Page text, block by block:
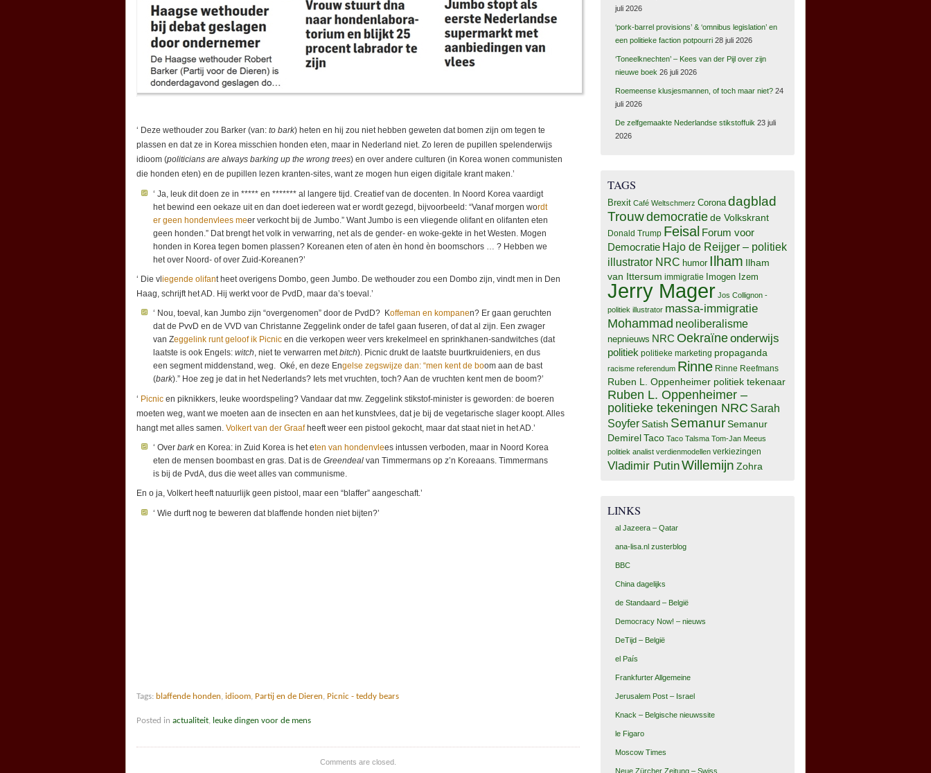
‘ Deze wethouder zou Barker (van: to bark) heten en hij zou niet hebben geweten dat bomen zijn om tegen te
plassen en dat ze in Korea misschien honden eten, maar in Nederland niet. Zo leren de pupillen spelenderwijs
idioom (politicians are always barking up the wrong trees) en over andere culturen (in Korea wonen communisten
die honden eten) en de pupillen lezen kranten-sites, want ze mogen hun eigen digitale krant maken.’
‘ Ja, leuk dit doen ze in ***** en ******* al langere tijd. Creatief van de docenten. In Noord Korea vaardigt
het bewind een oekaze uit en dan doet iedereen wat er wordt gezegd, bijvoorbeeld: “Vanaf morgen wordt
er geen hondenvlees meer verkocht bij de Jumbo.” Want Jumbo is een vliegende olifant en olifanten eten
geen honden.” Dat brengt het volk in verwarring, net als de gender- en woke-gekte in het Westen. Mogen
honden in Korea tegen bomen plassen? Koreanen eten of aten èn hond èn boomschors … ? Hebben we
het over Noord- of over Zuid-Koreanen?’
‘ Die vl iegende olifant heet overigens Dombo, geen Jumbo. De wethouder zou een Dombo zijn, vindt men in Den
Haag, schrijft het AD. Hij werkt voor de PvdD, maar da’s toeval.’
‘ Nou, toeval, kan Jumbo zijn “overgenomen” door de PvdD? Koffeman en kompanen? Er gaan geruchten
dat de PvvD en de VVD van Christanne Zeggelink onder de tafel gaan fuseren, of dat al zijn. Een zwager
van Zeggelink runt geloof ik Picnic en die verkopen weer vers krekelmeel en sprinkhanen-sandwitches (dat
laatste is ook Engels: witch, niet te verwarren metbitch). Picnic drukt de laatste buurtkruideniers, en dus
een segment middenstand, weg. Oké, en deze Engelse zegswijze dan: “men kent de boom aan de bast
(bark).” Hoe zeg je dat in het Nederlands? Iets met vruchten, toch? Aan de vruchten kent men de boom?’
‘ Picnic en piknikkers, leuke woordspeling? Vandaar dat mw. Zeggelink stikstof-minister is geworden: de boeren
moeten weg, want we moeten aan de insecten en aan het kunstvlees, dat je bij de vegetarische slager koopt. Alles
hangt met alles samen. Volkert van der Graafheeft weer een pistool gekocht, maar dat staat niet in het AD.’
‘ Over barken Korea: in Zuid Korea is het eten van hondenvlees intussen verboden, maar in Noord Korea
eten de mensen boombast en gras. Dat is de Greendeal van Timmermans op z’n Koreaans. Timmermans
is bij de PvdA, dus die weet alles van communisme.
En o ja, Volkert heeft natuurlijk geen pistool, maar een “blaffer” aangeschaft.’
‘ Wie durft nog te beweren dat blaffende honden niet bijten?’
Tags: blaffende honden, idioom, Partij en de Dieren, Picnic - teddy bears
Posted in actualiteit, leuke dingen voor de mens
Comments are closed.
juli 2026
‘pork-barrel provisions’ & ‘omnibus legislation’ en
een politieke faction potpourri 28 juli 2026
‘Toneelknechten’ – Kees van der Pijl over zijn
nieuwe boek 26 juli 2026
Roemeense klusjesmannen, of toch maar niet? 24
juli 2026
De zelfgemaakte Nederlandse stikstoffuik 23 juli
2026
TAGS
Brexit Café Weltschmerz Corona dagblad
Trouwdemocratiede Volkskrant
Donald Trump Feisal Forum voor
Democratie Hajo de Reijger – politiek
illustrator NRC humor Ilham Ilham
van Ittersum immigratie Imogen Izem
Jerry Mager Jos Collignon -
politiek illustrator massa-immigratie
Mohammad neoliberalisme
nepnieuws NRC Oekraïneonderwijs
politiek politieke marketing propaganda
racisme referendum Rinne Rinne Reefmans
Ruben L. Oppenheimer politiek tekenaar
Ruben L. Oppenheimer –
politieke tekeningen NRC Sarah
Soyfer Satish SemanurSemanur
DemirelTaco Taco Talsma Tom-Jan Meeus
politiek analist verdienmodellen verkiezingen
Vladimir PutinWillemijn Zohra
LINKS
al Jazeera – Qatar
ana-lisa.nl zusterblog
BBC
China dagelijks
de Standaard – België
Democracy Now! – nieuws
DeTijd – België
el País
Frankfurter Allgemeine
Jerusalem Post – Israel
Knack – Belgische nieuwssite
le Figaro
Moscow Times
Neue Zürcher Zeitung – Swiss